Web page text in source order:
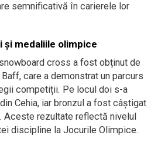
semnificativă în carierele lor
medaliile olimpice
cross a fost obținut de
care a demonstrat un parcurs
competiții. Pe locul doi s-a
Cehia, iar bronzul a fost câștigat
Aceste rezultate reflectă nivelul
discipline la Jocurile Olimpice.